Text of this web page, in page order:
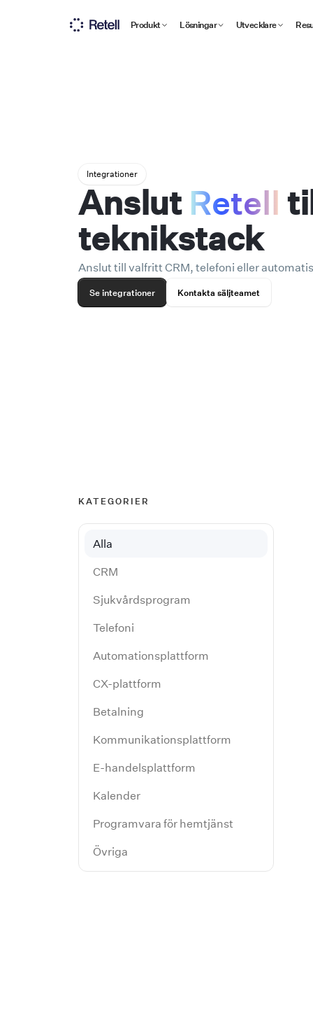
Produkt Lösningar Utvecklare
Integrationer
Anslut Retell
teknikstack
Anslut till valfritt CRM, telefoni eller
Se integrationer Kontakta säljteamet
KATEGORIER
Alla
CRM
Sjukvårdsprogram
Telefoni
Automationsplattform
CX-plattform
Betalning
Kommunikationsplattform
E-handelsplattform
Kalender
Programvara för hemtjänst
Övriga